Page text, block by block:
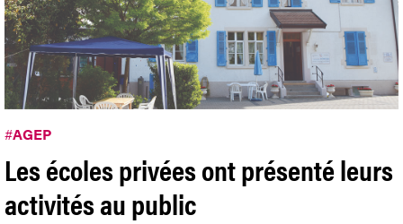
#AGEP
Les écoles privées ont présenté leurs
activités au public